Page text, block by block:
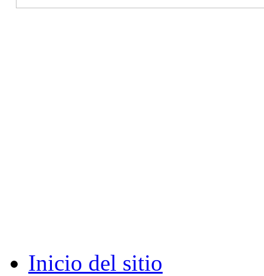
Inicio del sitio